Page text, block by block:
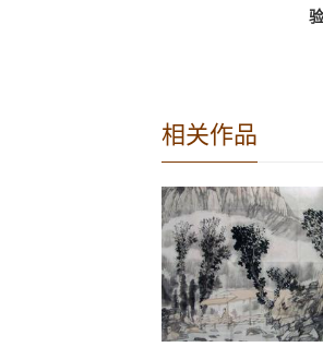
相关作品